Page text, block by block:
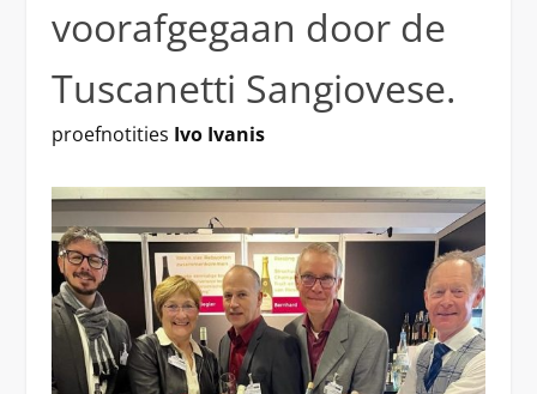
voorafgegaan door de
Tuscanetti Sangiovese.
proefnotities Ivo Ivanis